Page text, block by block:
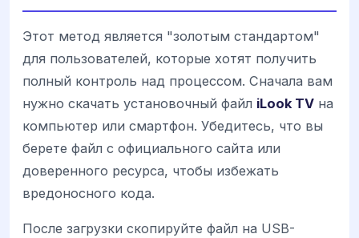
Этот метод является "золотым стандартом"
для пользователей, которые хотят получить
полный контроль над процессом. Сначала вам
нужно скачать установочный файл iLook TV на
компьютер или смартфон. Убедитесь, что вы
берете файл с официального сайта или
доверенного ресурса, чтобы избежать
вредоносного кода.
После загрузки скопируйте файл на USB-